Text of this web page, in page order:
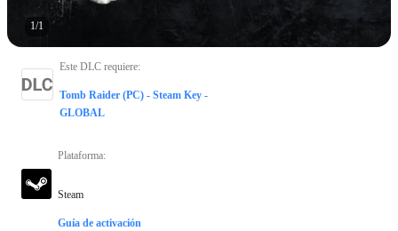
1/1
Este DLC requiere:
Tomb Raider (PC) - Steam Key -
GLOBAL
Plataforma:
Steam
Guía de activación